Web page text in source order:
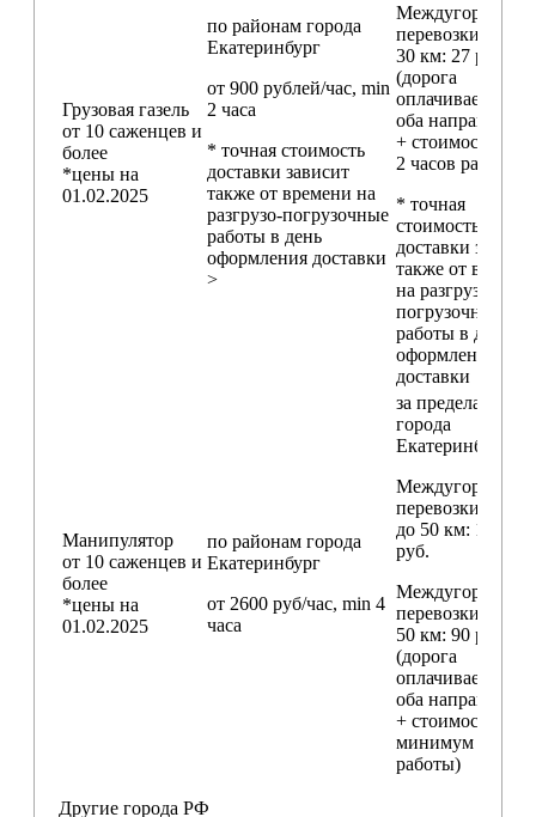
Грузовая газель
от 10 саженцев и
более
*цены на
01.02.2025
по районам города
Екатеринбург
от 900 рублей/час, min
2 часа
* точная стоимость
доставки зависит
также от времени на
разгрузо-погрузочные
работы в день
оформления доставки
>
Междугородние
перевозки
30 км: 27 руб./км
(дорога
оплачивается в
оба направления
+ стоимость min
2 часов работы)
* точная
стоимость
доставки
также от
на разгрузо-
погрузочные
работы в день
оформления
доставки
Манипулятор
от 10 саженцев и
более
*цены на
01.02.2025
по районам города
Екатеринбург
от 2600 руб/час, min 4
часа
за пределами
города
Екатеринбург
Междугородние
перевозки
до 50 км: 18 000
руб.
Междугородние
перевозки
50 км: 90 руб./км
(дорога
оплачивается в
оба направления
+ стоимость
минимум 4
работы)
Другие города РФ